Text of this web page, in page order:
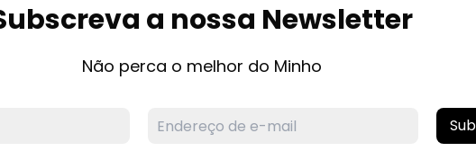
a nossa Newsletter
Não perca o melhor do Minho